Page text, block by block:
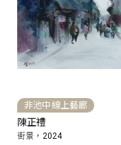
非池中線上藝廊
陳正禮
街景，2024